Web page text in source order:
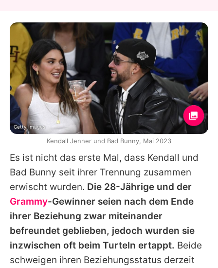
Es ist nicht das erste Mal, dass Kendall und
Bad Bunny seit ihrer Trennung zusammen
erwischt wurden. Die 28-Jährige und der
Grammy-Gewinner seien nach dem Ende
ihrer Beziehung zwar miteinander
befreundet geblieben, jedoch wurden sie
inzwischen oft beim Turteln ertappt. Beide
schweigen ihren Beziehungsstatus derzeit
Getty Images
Kendall Jenner und Bad Bunny, Mai 2023